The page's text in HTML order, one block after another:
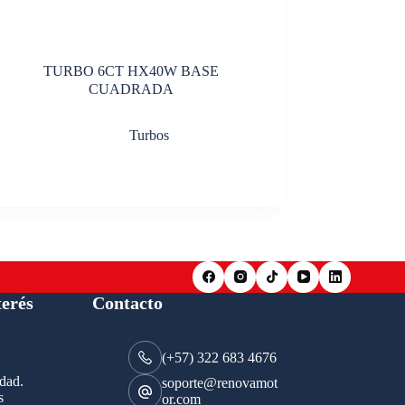
TURBO 6CT HX40W BASE
CUADRADA
Turbos
Contacto
(+57) 322 683 4676
soporte@renovamot
or.com